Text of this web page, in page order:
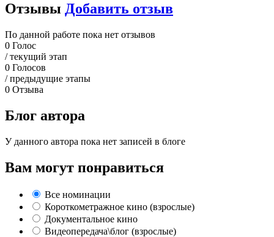
Отзывы Добавить отзыв
По данной работе пока нет отзывов
0 Голос
/ текущий этап
0 Голосов
/ предыдущие этапы
0 Отзыва
Блог автора
У данного автора пока нет записей в блоге
Вам могут понравиться
Все номинации
Короткометражное кино (взрослые)
Документальное кино
Видеопередача\блог (взрослые)